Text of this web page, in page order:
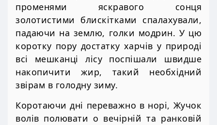
променями яскравого сонця
золотистими блискітками спалахували,
падаючи на землю, голки модрин. У цю
коротку пору достатку харчів у природі
всі мешканці лісу поспішали швидше
накопичити жир, такий необхідний
звірам в голодну зиму.
Коротаючи дні переважно в норі, Жучок
волів полювати о вечірній та ранковій